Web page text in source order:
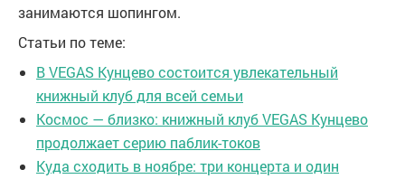
занимаются шопингом.
Статьи по теме:
В VEGAS Кунцево состоится увлекательный
книжный клуб для всей семьи
Космос — близко: книжный клуб VEGAS Кунцево
продолжает серию паблик-токов
Куда сходить в ноябре: три концерта и один